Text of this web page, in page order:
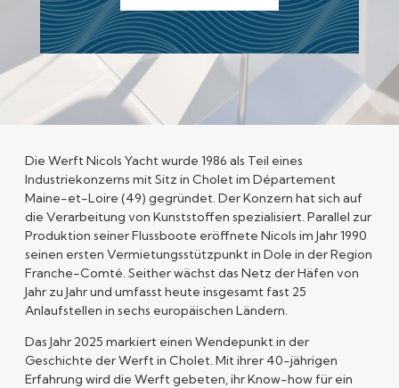
Die Werft Nicols Yacht wurde 1986 als Teil eines
Industriekonzerns mit Sitz in Cholet im Département
Maine-et-Loire (49) gegründet. Der Konzern hat sich auf
die Verarbeitung von Kunststoffen spezialisiert. Parallel zur
Produktion seiner Flussboote eröffnete Nicols im Jahr 1990
seinen ersten Vermietungsstützpunkt in Dole in der Region
Franche-Comté. Seither wächst das Netz der Häfen von
Jahr zu Jahr und umfasst heute insgesamt fast 25
Anlaufstellen in sechs europäischen Ländern.
Das Jahr 2025 markiert einen Wendepunkt in der
Geschichte der Werft in Cholet. Mit ihrer 40-jährigen
Erfahrung wird die Werft gebeten, ihr Know-how für ein